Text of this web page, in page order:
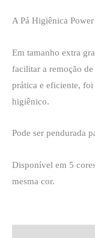
A Pá Higiênica
Em tamanho extra
facilitar a remoção
prática e eficiente,
higiênico.
Pode ser pendurada
Disponível em 5
mesma cor.